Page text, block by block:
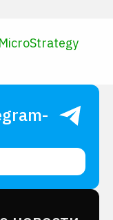
MicroStrategy